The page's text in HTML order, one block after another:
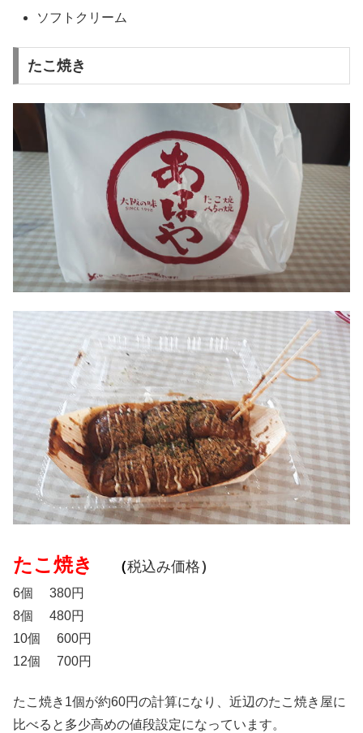
ソフトクリーム
たこ焼き
たこ焼き （税込み価格）
6個 380円
8個 480円
10個 600円
12個 700円
たこ焼き1個が約60円の計算になり、近辺のたこ焼き屋に
比べると多少高めの値段設定になっています。